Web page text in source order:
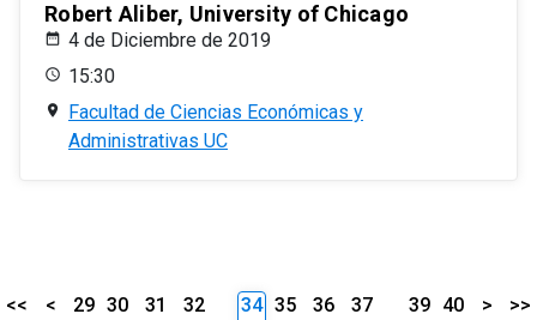
Robert Aliber, University of Chicago
4 de Diciembre de 2019
15:30
Facultad de Ciencias Económicas y
Administrativas UC
<< < 29 30 31
32
34 35 36
37
39 40 > >>